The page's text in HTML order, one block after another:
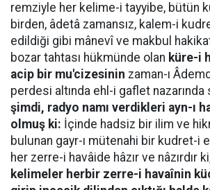
remziyle her kelime-i tayyibe, bütün
birden, âdetâ zamansız, kalem-i
edildiği gibi mânevî ve makbul
bozar tahtası hükmünde olan küre-i
acip bir mu'cizesinin zaman-ı
perdesi altında ehl-i gaflet nazarında
şimdi, radyo namı verdikleri ayn-ı
olmuş ki: İçinde hadsiz bir ilim ve
bulunan gayr-ı mütenahi bir kudret-i
her zerre-i havâide hâzır ve nâzırdır
kelimeler herbir zerre-i havaînin